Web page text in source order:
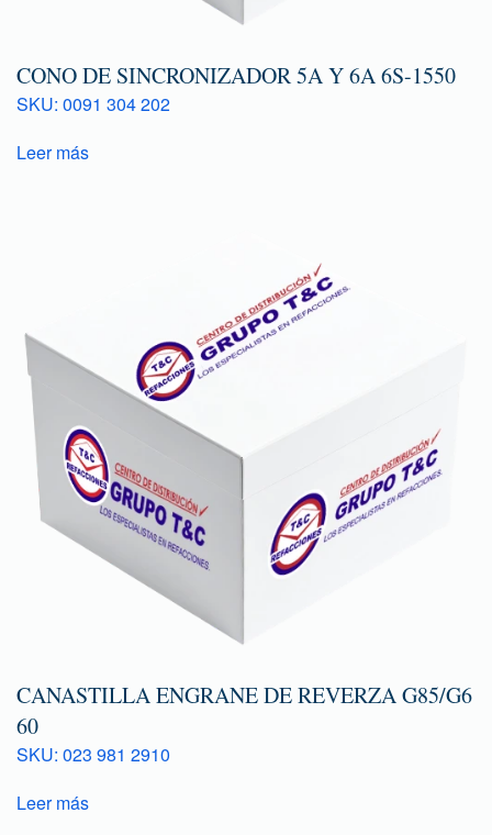
CONO DE SINCRONIZADOR 5A Y 6A 6S-1550
SKU: 0091 304 202
Leer más
CANASTILLA ENGRANE DE REVERZA G85/G6
60
SKU: 023 981 2910
Leer más